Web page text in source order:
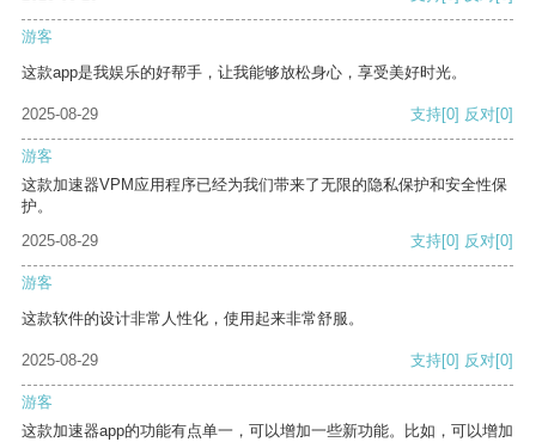
游客
这款app是我娱乐的好帮手，让我能够放松身心，享受美好时光。
2025-08-29 支持[0] 反对[0]
游客
这款加速器VPM应用程序已经为我们带来了无限的隐私保护和安全性保
护。
2025-08-29
支持[0] 反对[0]
游客
这款软件的设计非常人性化，使用起来非常舒服。
2025-08-29 支持[0] 反对[0]
游客
这款加速器app的功能有点单一，可以增加一些新功能。比如，可以增加